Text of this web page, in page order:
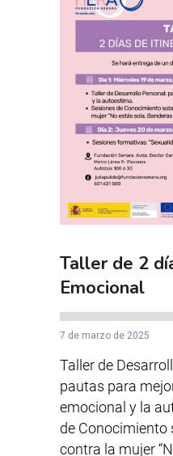
Taller de 2
Emocional
7 de marzo de 2025
Taller de
pautas para
emocional y la
de Conocimiento
contra la mujer